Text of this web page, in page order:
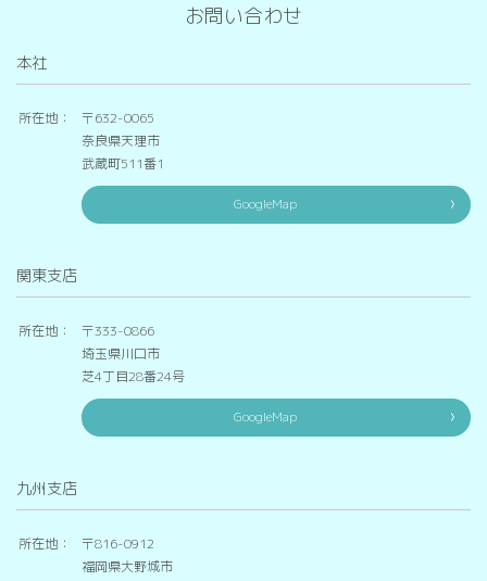
お問い合わせ
本社
所在地：
〒632-0065
奈良県天理市
武蔵町511番1
GoogleMap
関東支店
所在地：
〒333-0866
埼玉県川口市
芝4丁目28番24号
GoogleMap
九州支店
所在地：
〒816-0912
福岡県大野城市